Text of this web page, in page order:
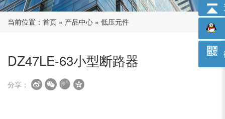
当前位置： 首页 » 产品中心 » 低压元件
DZ47LE-63小型断路器
分享：